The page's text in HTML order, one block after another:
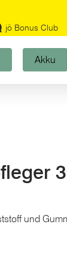
jö Bonus Club
Akku
und